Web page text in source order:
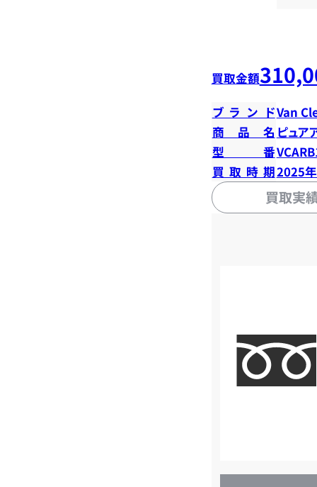
買取金額
ブランドVan
商品名 ピュ
型番
買取時期2025
買取実